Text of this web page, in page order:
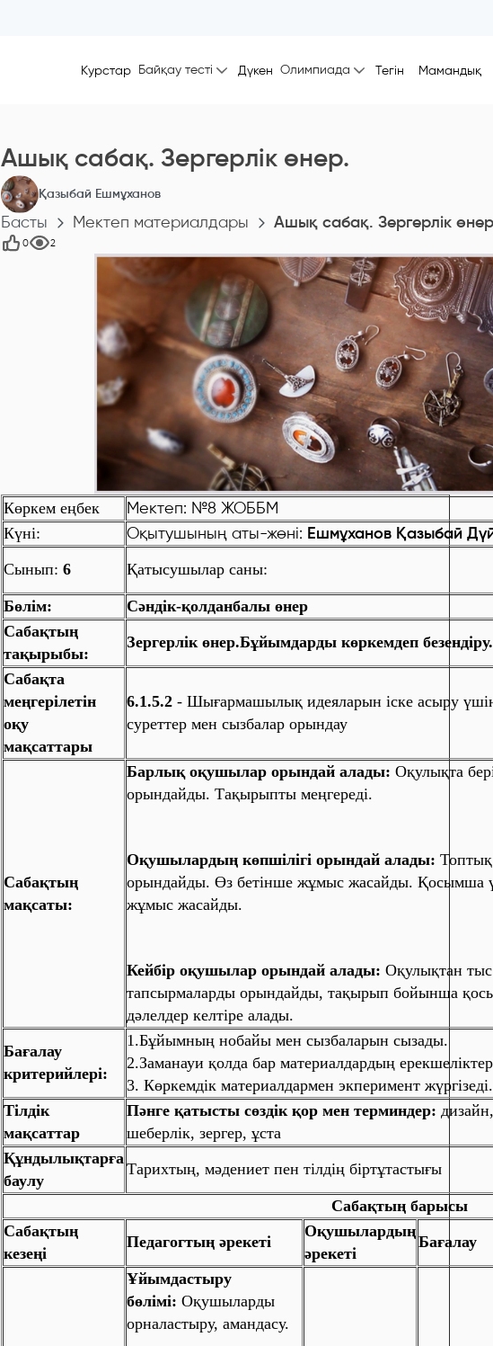
Курстар Байқау тесті Дүкен Олимпиада Тегін Мамандық
Ашық сабақ. Зергерлік өнер.
Қазыбай Ешмұханов
Басты Мектеп материалдары Ашық сабақ. Зергерлік
0 2
Көркем еңбек Мектеп: №8 ЖОББМ
Күні: Оқытушының аты-жөні: Ешмұханов Қазыбай
Сынып: 6 Қатысушылар саны:
Бөлім:
Сәндік-қолданбалы өнер
Сабақтың
тақырыбы:
Зергерлік өнер.Бұйымдарды көркемдеп безендіру.
Сабақта
меңгерілетін
оқу
мақсаттары
6.1.5.2 - Шығармашылық идеяларын іске асыру
суреттер мен сызбалар орындау
Сабақтың
мақсаты:
Барлық оқушылар орындай алады: Оқулықта
орындайды. Тақырыпты меңгереді.
Оқушылардың көпшілігі орындай алады:
орындайды. Өз бетінше жұмыс жасайды. Қосымша
жұмыс жасайды.
Кейбір оқушылар орындай алады: Оқулықтан
тапсырмаларды орындайды, тақырып бойынша
дәлелдер келтіре алады.
Бағалау
критерийлері:
1.Бұйымның нобайы мен сызбаларын сызады.
2.Заманауи қолда бар материалдардың
3. Көркемдік материалдармен экперимент жүргізеді.
Тілдік
мақсаттар
Пәнге қатысты сөздік қор мен терминдер: дизайн,
шеберлік, зергер, ұста
Құндылықтарға
баулу
Тарихтың, мәдениет пен тілдің біртұтастығы
Сабақтың барысы
Сабақтың
кезеңі
Педагогтың әрекеті
Оқушылардың
әрекеті
Бағалау
Ұйымдастыру
бөлімі: Оқушыларды
орналастыру, амандасу.